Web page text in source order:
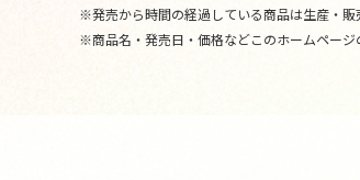
※発売から時間の経過している商品は生産・販
※商品名・発売日・価格などこのホームページ